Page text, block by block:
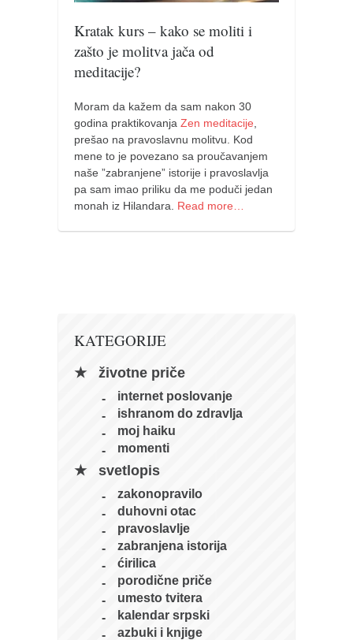
kushanku
passai
temashiwari
nunchaku
bo
tonfa
sai
timbei rochin
članarina
kontakt
besplatna e-knjiga
termini treninga
moja priča
Kratak kurs – kako se moliti i
zašto je molitva jača od
meditacije?
Moram da kažem da sam nakon 30
godina praktikovanja Zen meditacije,
prešao na pravoslavnu molitvu. Kod
mene to je povezano sa proučavanjem
naše ”zabranjene” istorije i pravoslavlja
pa sam imao priliku da me poduči jedan
monah iz Hilandara. Read more…
KATEGORIJE
životne priče
internet poslovanje
ishranom do zdravlja
moj haiku
momenti
svetlopis
zakonopravilo
duhovni otac
pravoslavlje
zabranjena istorija
ćirilica
porodične priče
umesto tvitera
kalendar srpski
azbuki i knjige